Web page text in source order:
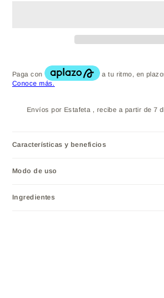
Envíos por Estafeta , recibe a partir de 7
Características y beneficios
Modo de uso
Ingredientes